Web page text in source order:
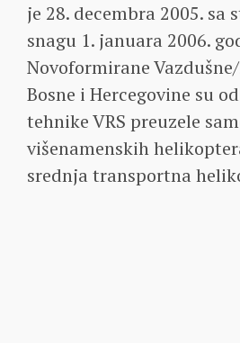
je 28. decembra 2005. sa
snagu 1. januara 2006.
Novoformirane
Bosne i Hercegovine su
tehnike VRS preuzele
višenamenskih
srednja transportna